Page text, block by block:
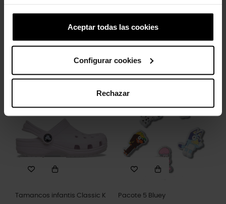
Aceptar todas las cookies
Configurar cookies
Rechazar
43,99 €
Tamancos infantis Classic K Pacote 5 Bluey